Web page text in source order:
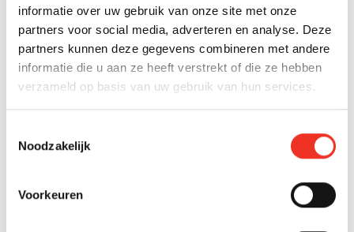
informatie over uw gebruik van onze site met onze
partners voor social media, adverteren en analyse. Deze
partners kunnen deze gegevens combineren met andere
informatie die u aan ze heeft verstrekt of die ze hebben
verzameld op basis van uw gebruik van hun services.
Noodzakelijk
Voorkeuren
ZOEKOPDRACHT
Niet gevonden wat je zoekt?
Laat ons je helpen en maak een gratis